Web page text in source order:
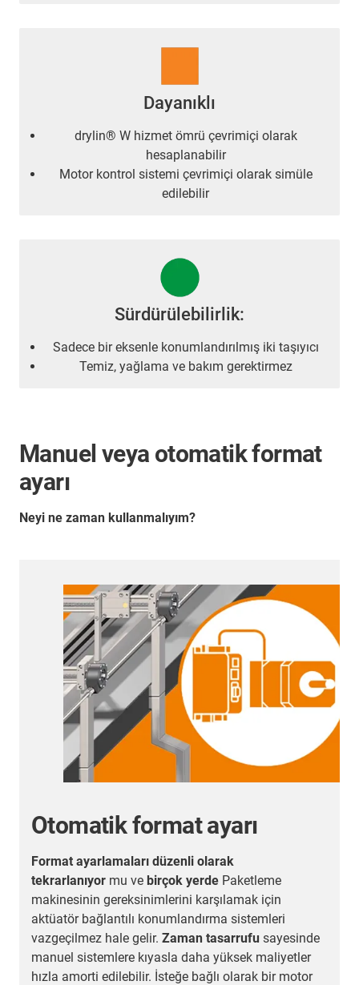
Dayanıklı
drylin® W hizmet ömrü çevrimiçi olarak
hesaplanabilir
Motor kontrol sistemi çevrimiçi olarak simüle
edilebilir
Sürdürülebilirlik:
Sadece bir eksenle konumlandırılmış iki taşıyıcı
Temiz, yağlama ve bakım gerektirmez
Manuel veya otomatik format
ayarı
Neyi ne zaman kullanmalıyım?
Otomatik format ayarı
Format ayarlamaları düzenli olarak
tekrarlanıyor mu ve birçok yerde Paketleme
makinesinin gereksinimlerini karşılamak için
aktüatör bağlantılı konumlandırma sistemleri
vazgeçilmez hale gelir. Zaman tasarrufu sayesinde
manuel sistemlere kıyasla daha yüksek maliyetler
hızla amorti edilebilir. İsteğe bağlı olarak bir motor